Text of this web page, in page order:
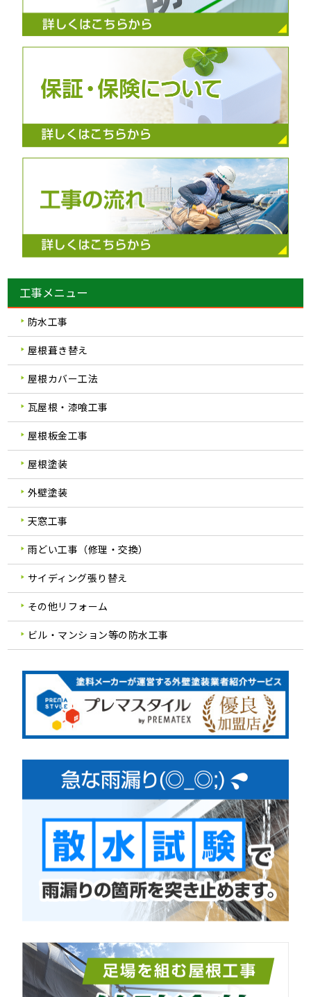
工事メニュー
防水工事
屋根葺き替え
屋根カバー工法
瓦屋根・漆喰工事
屋根板金工事
屋根塗装
外壁塗装
天窓工事
雨どい工事（修理・交換）
サイディング張り替え
その他リフォーム
ビル・マンション等の防水工事